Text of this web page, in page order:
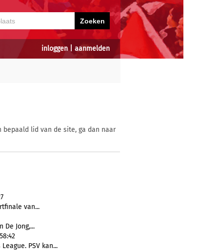
inloggen| aanmelden
bepaald lid van de site, ga dan naar
van...
De Jong,...
PSV kan...